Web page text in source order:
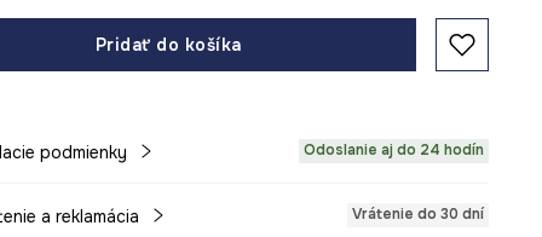
Pridať do košíka
podmienky Odoslanie aj do 24 hodín
a reklamácia Vrátenie do 30 dní